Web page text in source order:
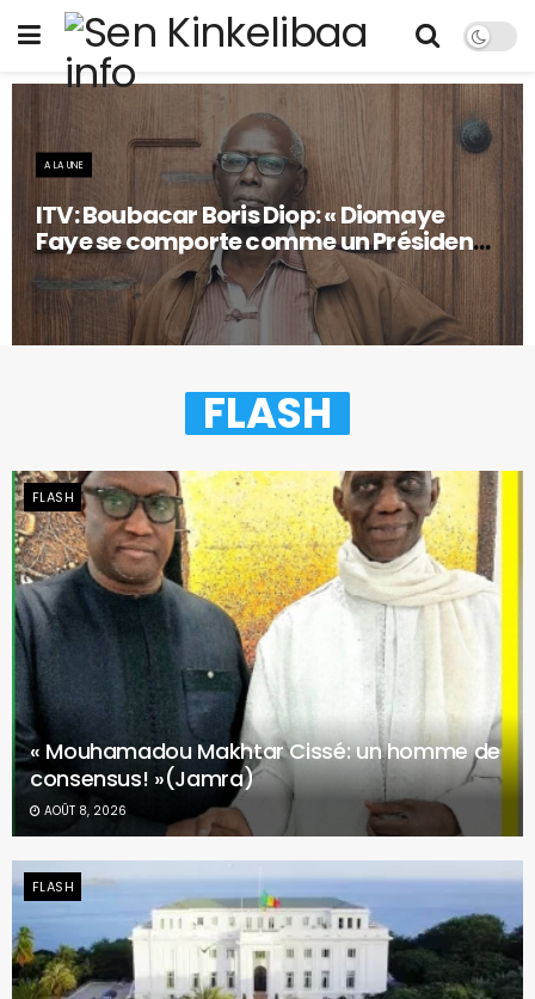
A LA UNE
ITV: Boubacar Boris Diop: « Diomaye
Faye se comporte comme un Président
en fin de règne… »
FLASH
FLASH
« Mouhamadou Makhtar Cissé: un homme de
consensus! »(Jamra)
AOÛT 8, 2026
FLASH